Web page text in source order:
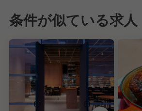
条件が似ている求人